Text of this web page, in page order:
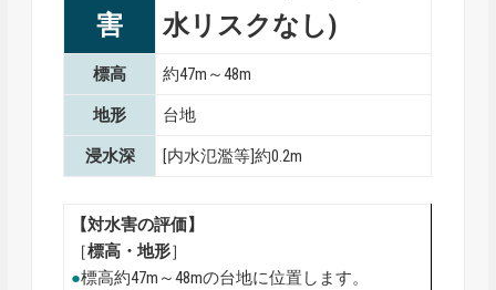
害
水リスクなし)
標高 約47m～48m
地形 台地
浸水深 [内水氾濫等]約0.2m
【対水害の評価】
［標高・地形］
●標高約47m～48mの台地に位置します。